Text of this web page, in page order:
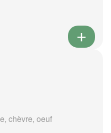
chèvre, oeuf